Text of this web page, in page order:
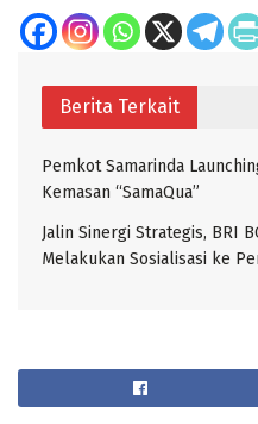
Berita Terkait
Pemkot Samarinda
Kemasan “SamaQua”
Jalin Sinergi Strategis, BRI
Melakukan Sosialisasi ke